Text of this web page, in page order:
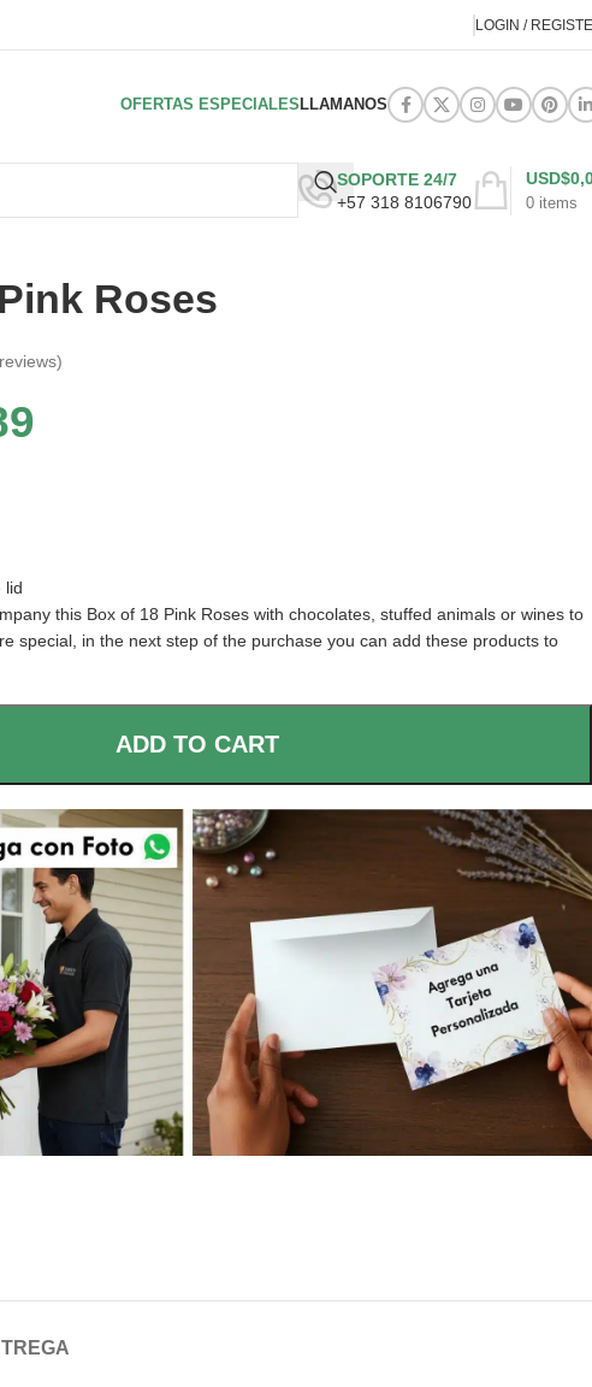
LOGIN /
OFERTAS ESPECIALES LLAMANOS
SOPORTE 24/7
+57 318 8106790
0 items
USD$
Roses
lid
this Box of 18 Pink Roses with chocolates, stuffed animals or wines to
special, in the next step of the purchase you can add these products to
ADD TO CART